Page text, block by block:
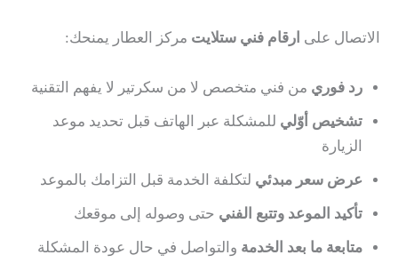
الاتصال على ارقام فني ستلايت مركز العطار يمنحك:
رد فوري من فني متخصص لا من سكرتير لا يفهم التقنية
تشخيص أوّلي للمشكلة عبر الهاتف قبل تحديد موعد
الزيارة
عرض سعر مبدئي لتكلفة الخدمة قبل التزامك بالموعد
تأكيد الموعد وتتبع الفني حتى وصوله إلى موقعك
متابعة ما بعد الخدمة والتواصل في حال عودة المشكلة